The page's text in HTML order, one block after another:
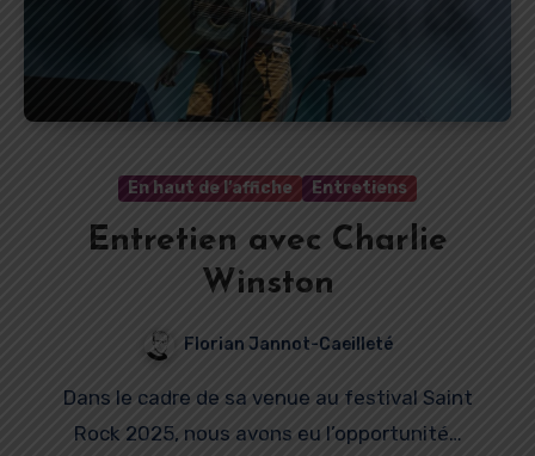
En haut de l’affiche Entretiens
Entretien avec Charlie
Winston
Florian Jannot-Caeilleté
Dans le cadre de sa venue au festival Saint
Rock 2025, nous avons eu l’opportunité…